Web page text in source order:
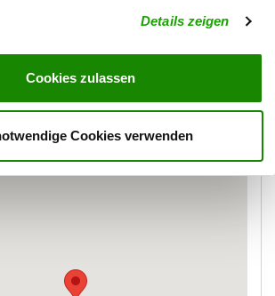
Details zeigen
Cookies zulassen
Cookies verwenden